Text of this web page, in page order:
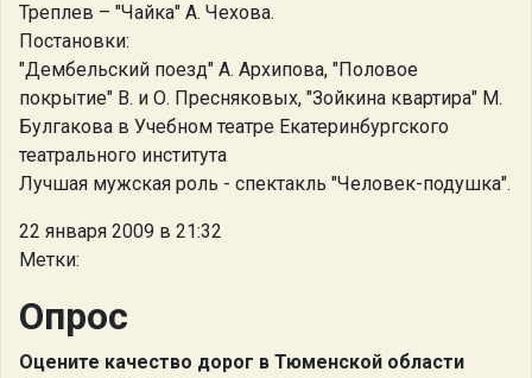
Треплев – "Чайка" А. Чехова.
Постановки:
"Дембельский поезд" А. Архипова, "Половое
покрытие" В. и О. Пресняковых, "Зойкина квартира" М.
Булгакова в Учебном театре Екатеринбургского
театрального института
Лучшая мужская роль - спектакль "Человек-подушка".
22 января 2009 в 21:32
Метки:
Опрос
Оцените качество дорог в Тюменской области